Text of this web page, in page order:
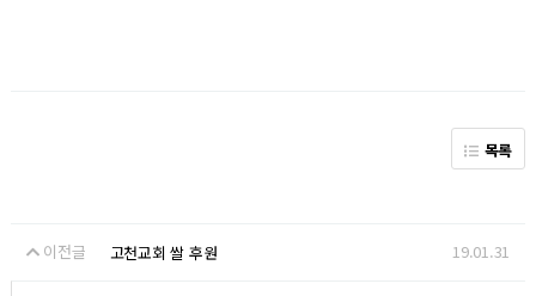
목록
이전글 고천교회 쌀 후원 19.01.31